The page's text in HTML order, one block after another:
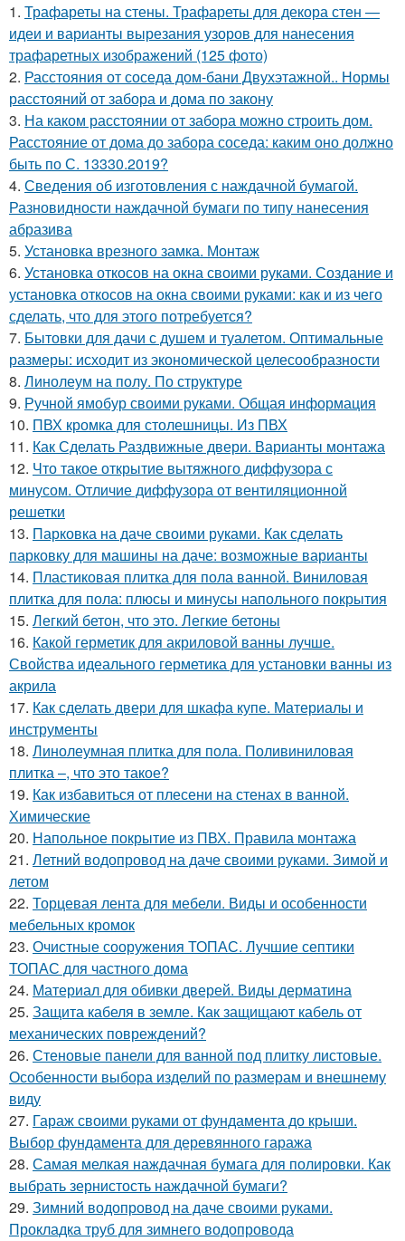
1. Трафареты на стены. Трафареты для декора стен —
идеи и варианты вырезания узоров для нанесения
трафаретных изображений (125 фото)
2. Расстояния от соседа дом-бани Двухэтажной.. Нормы
расстояний от забора и дома по закону
3. На каком расстоянии от забора можно строить дом.
Расстояние от дома до забора соседа: каким оно должно
быть по С. 13330.2019?
4. Сведения об изготовления с наждачной бумагой.
Разновидности наждачной бумаги по типу нанесения
абразива
5. Установка врезного замка. Монтаж
6. Установка откосов на окна своими руками. Создание и
установка откосов на окна своими руками: как и из чего
сделать, что для этого потребуется?
7. Бытовки для дачи с душем и туалетом. Оптимальные
размеры: исходит из экономической целесообразности
8. Линолеум на полу. По структуре
9. Ручной ямобур своими руками. Общая информация
10. ПВХ кромка для столешницы. Из ПВХ
11. Как Сделать Раздвижные двери. Варианты монтажа
12. Что такое открытие вытяжного диффузора с
минусом. Отличие диффузора от вентиляционной
решетки
13. Парковка на даче своими руками. Как сделать
парковку для машины на даче: возможные варианты
14. Пластиковая плитка для пола ванной. Виниловая
плитка для пола: плюсы и минусы напольного покрытия
15. Легкий бетон, что это. Легкие бетоны
16. Какой герметик для акриловой ванны лучше.
Свойства идеального герметика для установки ванны из
акрила
17. Как сделать двери для шкафа купе. Материалы и
инструменты
18. Линолеумная плитка для пола. Поливиниловая
плитка –, что это такое?
19. Как избавиться от плесени на стенах в ванной.
Химические
20. Напольное покрытие из ПВХ. Правила монтажа
21. Летний водопровод на даче своими руками. Зимой и
летом
22. Торцевая лента для мебели. Виды и особенности
мебельных кромок
23. Очистные сооружения ТОПАС. Лучшие септики
ТОПАС для частного дома
24. Материал для обивки дверей. Виды дерматина
25. Защита кабеля в земле. Как защищают кабель от
механических повреждений?
26. Стеновые панели для ванной под плитку листовые.
Особенности выбора изделий по размерам и внешнему
виду
27. Гараж своими руками от фундамента до крыши.
Выбор фундамента для деревянного гаража
28. Самая мелкая наждачная бумага для полировки. Как
выбрать зернистость наждачной бумаги?
29. Зимний водопровод на даче своими руками.
Прокладка труб для зимнего водопровода